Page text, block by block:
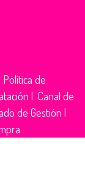
Política de
| Canal de
de Gestión |